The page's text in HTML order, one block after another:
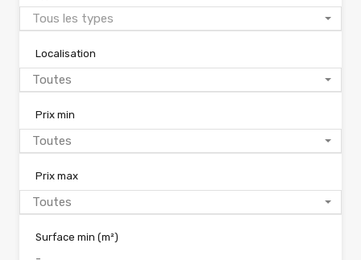
Tous les types
Localisation
Toutes
Prix min
Toutes
Prix max
Toutes
Surface min (m²)